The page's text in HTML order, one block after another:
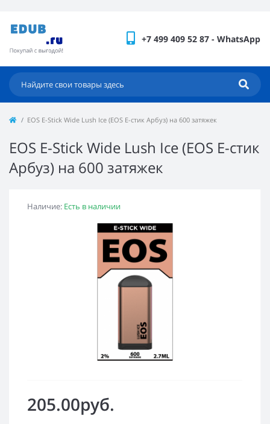
+7 499 409 52 87 - WhatsApp
EOS E-Stick Wide Lush Ice (EOS Е-стик Арбуз) на 600 затяжек
EOS E-Stick Wide Lush Ice (EOS Е-стик
Арбуз) на 600 затяжек
Наличие: Есть в наличии
205.00руб.